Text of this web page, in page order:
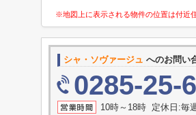
※地図上に表示される物件の位置は付近
シャ・ソヴァージュ へのお問い
0285-25-
10時～18時 定休日:毎